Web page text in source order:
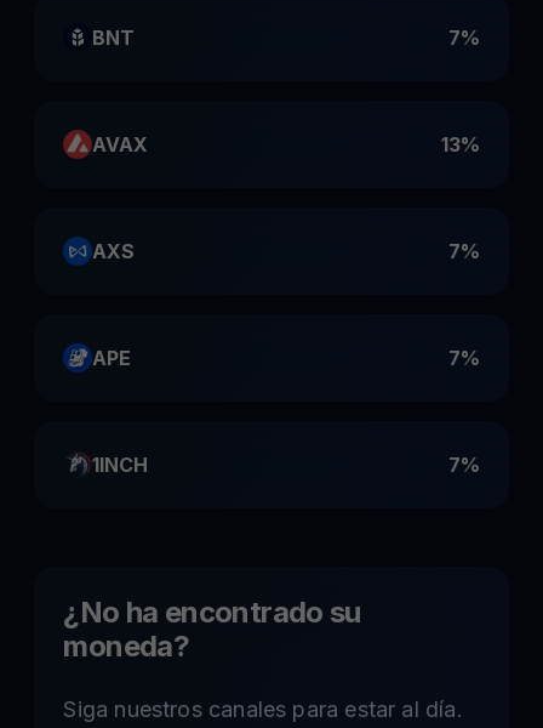
BNT 7%
AVAX 13%
AXS 7%
APE 7%
1INCH 7%
¿No ha encontrado su
moneda?
Siga nuestros canales para estar al día.